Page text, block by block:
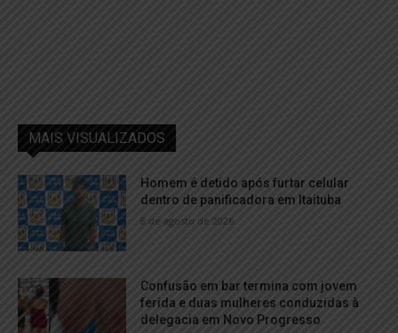
MAIS VISUALIZADOS
Homem é detido após furtar celular
dentro de panificadora em Itaituba
8 de agosto de 2026
Confusão em bar termina com jovem
ferida e duas mulheres conduzidas à
delegacia em Novo Progresso